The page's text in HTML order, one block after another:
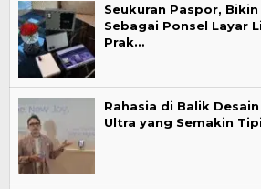
Seukuran Paspor,
Sebagai Ponsel Layar
Prak…
Rahasia di Balik
Ultra yang Semakin